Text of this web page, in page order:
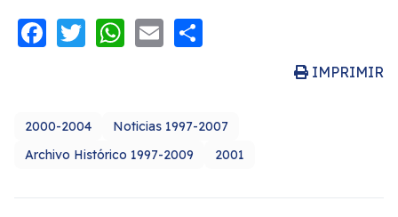
Facebook
Twitter
WhatsApp
Email
IMPRIMIR
2000-2004
Noticias 1997-2007
Archivo Histórico 1997-2009
2001